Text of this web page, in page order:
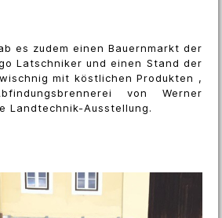
es zudem einen Bauernmarkt der
Latschniker und einen Stand der
mit köstlichen Produkten ,
von Werner
Landtechnik-Ausstellung.